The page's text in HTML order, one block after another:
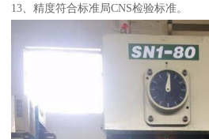
13、精度符合标准局CNS检验标准。